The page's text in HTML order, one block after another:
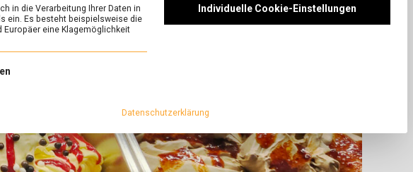
in die Verarbeitung Ihrer Daten in
ein. Es besteht beispielsweise die
Europäer eine Klagemöglichkeit
Gruppe ist essenziell und kann nicht abgewählt werden.
Individuelle Cookie-Einstellungen
Datenschutzerklärung